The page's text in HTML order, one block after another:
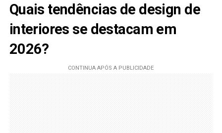
Quais tendências de design de
interiores se destacam em
2026?